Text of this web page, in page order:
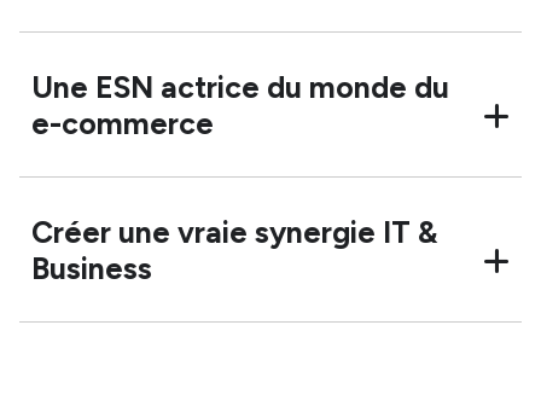
Une ESN actrice du monde du
e-commerce
Créer une vraie synergie IT &
Business